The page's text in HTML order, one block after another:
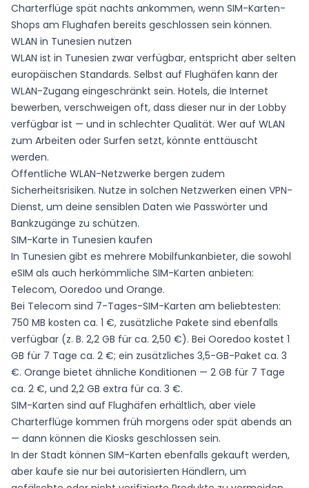
Charterflüge spät nachts ankommen, wenn SIM-Karten-
Shops am Flughafen bereits geschlossen sein können.
WLAN in Tunesien nutzen
WLAN ist in Tunesien zwar verfügbar, entspricht aber selten
europäischen Standards. Selbst auf Flughäfen kann der
WLAN-Zugang eingeschränkt sein. Hotels, die Internet
bewerben, verschweigen oft, dass dieser nur in der Lobby
verfügbar ist — und in schlechter Qualität. Wer auf WLAN
zum Arbeiten oder Surfen setzt, könnte enttäuscht
werden.
Öffentliche WLAN-Netzwerke bergen zudem
Sicherheitsrisiken. Nutze in solchen Netzwerken einen VPN-
Dienst, um deine sensiblen Daten wie Passwörter und
Bankzugänge zu schützen.
SIM-Karte in Tunesien kaufen
In Tunesien gibt es mehrere Mobilfunkanbieter, die sowohl
eSIM als auch herkömmliche SIM-Karten anbieten:
Telecom, Ooredoo und Orange.
Bei Telecom sind 7-Tages-SIM-Karten am beliebtesten:
750 MB kosten ca. 1 €, zusätzliche Pakete sind ebenfalls
verfügbar (z. B. 2,2 GB für ca. 2,50 €). Bei Ooredoo kostet 1
GB für 7 Tage ca. 2 €; ein zusätzliches 3,5-GB-Paket ca. 3
€. Orange bietet ähnliche Konditionen — 2 GB für 7 Tage
ca. 2 €, und 2,2 GB extra für ca. 3 €.
SIM-Karten sind auf Flughäfen erhältlich, aber viele
Charterflüge kommen früh morgens oder spät abends an
— dann können die Kiosks geschlossen sein.
In der Stadt können SIM-Karten ebenfalls gekauft werden,
aber kaufe sie nur bei autorisierten Händlern, um